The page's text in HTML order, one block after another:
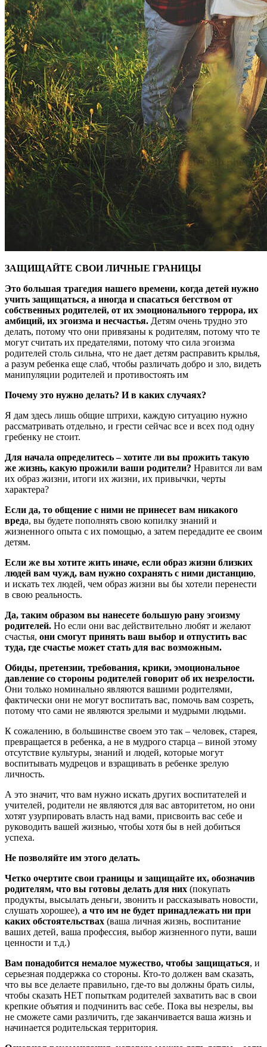
ЗАЩИЩАЙТЕ СВОИ ЛИЧНЫЕ ГРАНИЦЫ
Это большая трагедия нашего времени, когда детей нужно
учить защищаться, а иногда и спасаться бегством от
собственных родителей, от их эмоционального террора, их
амбиций, их эгоизма и несчастья. Детям очень трудно это
делать, потому что они привязаны к родителям, потому что те
могут считать их предателями, потому что сила эгоизма
родителей столь сильна, что не дает детям расправить крылья,
а разум ребенка еще слаб, чтобы различать добро и зло, видеть
манипуляции родителей и противостоять им
Почему это нужно делать? И в каких случаях?
Я дам здесь лишь общие штрихи, каждую ситуацию нужно
рассматривать отдельно, и грести сейчас все и всех под одну
гребенку не стоит.
Для начала определитесь – хотите ли вы прожить такую
же жизнь, какую прожили ваши родители? Нравится ли вам
их образ жизни, итоги их жизни, их привычки, черты
характера?
Если да, то общение с ними не принесет вам никакого
вреда, вы будете пополнять свою копилку знаний и
жизненного опыта с их помощью, а затем передадите ее своим
детям.
Если же вы хотите жить иначе, если образ жизни близких
людей вам чужд, вам нужно сохранять с ними дистанцию,
и искать тех людей, чем образ жизни вы бы хотели перенести
в свою реальность.
Да, таким образом вы нанесете большую рану эгоизму
родителей. Но если они вас действительно любят и желают
счастья, они смогут принять ваш выбор и отпустить вас
туда, где счастье может стать для вас возможным.
Обиды, претензии, требования, крики, эмоциональное
давление со стороны родителей говорит об их незрелости.
Они только номинально являются вашими родителями,
фактически они не могут воспитать вас, помочь вам созреть,
потому что сами не являются зрелыми и мудрыми людьми.
К сожалению, в большинстве своем это так – человек, старея,
превращается в ребенка, а не в мудрого старца – виной этому
отсутствие культуры, знаний и людей, которые могут
воспитывать мудрецов и взращивать в ребенке зрелую
личность.
А это значит, что вам нужно искать других воспитателей и
учителей, родители не являются для вас авторитетом, но они
хотят узурпировать власть над вами, присвоить вас себе и
руководить вашей жизнью, чтобы хотя бы в ней добиться
успеха.
Не позволяйте им этого делать.
Четко очертите свои границы и защищайте их, обозначив
родителям, что вы готовы делать для них (покупать
продукты, высылать деньги, звонить и рассказывать новости,
слушать хорошее), а что им не будет принадлежать ни при
каких обстоятельствах (ваша личная жизнь, воспитание
ваших детей, ваша профессия, выбор жизненного пути, ваши
ценности и т.д.)
Вам понадобится немалое мужество, чтобы защищаться, и
серьезная поддержка со стороны. Кто-то должен вам сказать,
что вы все делаете правильно, где-то вы должны брать силы,
чтобы сказать НЕТ попыткам родителей захватить вас в свои
крепкие объятия и подчинить вас себе. Пока вы незрелы, вы
не сможете сами различить, где заканчивается ваша жизнь и
начинается родительская территория.